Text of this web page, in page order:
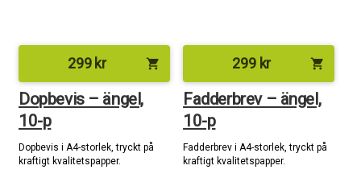
299kr shopping_cart
Dopbevis – ängel,
10-p
Dopbevis i A4-storlek, tryckt på
kraftigt kvalitetspapper.
299 kr shopping_cart
Fadderbrev – ängel,
10-p
Fadderbrev i A4-storlek, tryckt på
kraftigt kvalitetspapper.